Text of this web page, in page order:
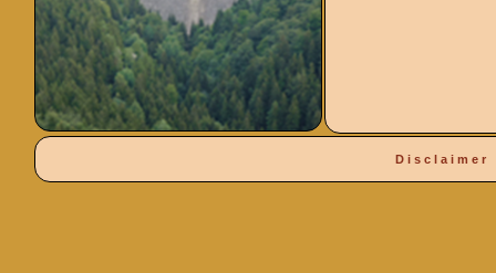
Disclaimer